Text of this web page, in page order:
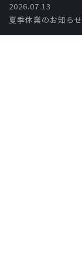
2026.07.13
夏季休業のお知らせ